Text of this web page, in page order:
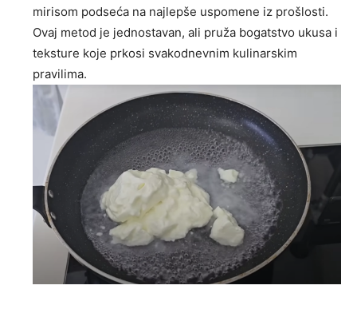
mirisom podseća na najlepše uspomene iz prošlosti.
Ovaj metod je jednostavan, ali pruža bogatstvo ukusa i
teksture koje prkosi svakodnevnim kulinarskim
pravilima.